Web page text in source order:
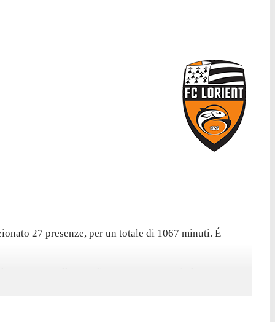
27 presenze, per un totale di 1067 minuti. É
Havre, nella sconfitta per 2-0. In totale l'attaccante